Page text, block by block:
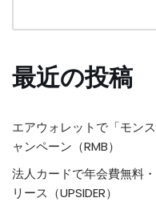
最近の投稿
エアウォレットで「モン
ャンペーン（RMB）
法人カードで年会費無料
リース（UPSIDER）